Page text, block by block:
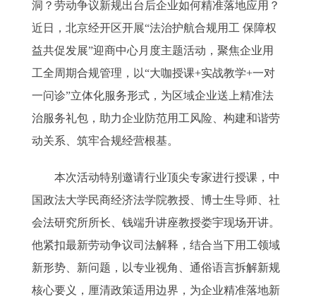
洞？劳动争议新规出台后企业如何精准落地应用？
近日，北京经开区开展“法治护航合规用工 保障权
益共促发展”迎商中心月度主题活动，聚焦企业用
工全周期合规管理，以“大咖授课+实战教学+一对
一问诊”立体化服务形式，为区域企业送上精准法
治服务礼包，助力企业防范用工风险、构建和谐劳
动关系、筑牢合规经营根基。
本次活动特别邀请行业顶尖专家进行授课，中
国政法大学民商经济法学院教授、博士生导师、社
会法研究所所长、钱端升讲座教授娄宇现场开讲。
他紧扣最新劳动争议司法解释，结合当下用工领域
新形势、新问题，以专业视角、通俗语言拆解新规
核心要义，厘清政策适用边界，为企业精准落地新